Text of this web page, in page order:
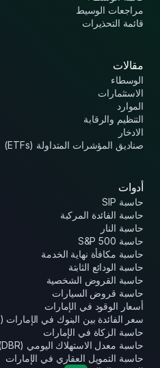
مراجعات الوسيط
قائمة التحذيرات
مقالات
الوسطاء
الاستثمارات
الموارد
التنظيم والرقابة
الادخار
صناديق المؤشرات المتداولة (ETFs)
أدوات
حاسبة SIP
حاسبة الفائدة المركبة
حاسبة النار
حاسبة S&P 500
حاسبة مكافأة نهاية الخدمة
حاسبة الودائع الثابتة
حاسبة القروض الشخصية
حاسبة قروض السيارات
أسعار الوقود في الإمارات
سعر الفائدة بين البنوك في الإمارات (EIBOR)
حاسبة الزكاة في الإمارات
حاسبة معدل الاستهلاك اليومي (DBR) في الإمارات
حاسبة التمويل العقاري في الإمارات